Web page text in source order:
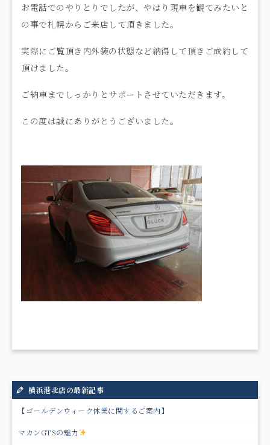
お電話でのやりとりでしたが、やはり現車を観てみたいと
の事で札幌からご来店して頂きました。
実際にご覧頂き内外装の状態など納得して頂きご成約して
頂けました。
ご納車までしっかりとサポートさせていただきます。
この度は誠にありがとうございました。
横浜港北店の最新記事
【ゴールデンウィーク休業に関するご案内】
マカンGTSの魅力